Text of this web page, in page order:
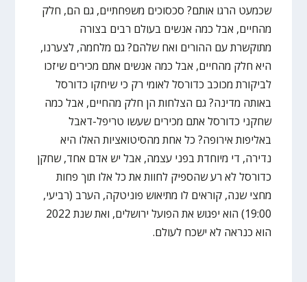
שכמעט הרגו אותם? סכסוכים משפחתיים, גם הם, חלק
מהחיים, אבל כמה אנשים בעולם רבים בצורה
מתוקשרת עם ההורים ואח שלהם? גם מלחמה, לצערנו,
היא חלק מהחיים, אבל כמה אנשים אתם מכירים שיזכו
לביקורת מכוכב כדורסל לאומי רק כי שיחקו כדורסל
באותה מדינה? גם הצלחות הן חלק מהחיים, אבל כמה
שחקני כדורסל אתם מכירים שעשו טריפל-דאבל
באליפות אירופה? כל אחת מהסיטואציות האלו היא
נדירה, די מיוחדת בפני עצמה, אבל יש אדם אחד, שחקן
כדורסל לא רע שהספיק לחוות את כל אלו תוך פחות
מחצי שנה, קוראים לו מתיאוש פוניטקה, הערב (רביעי,
19:00) הוא יפגוש את הפועל ירושלים, ואת שנת 2022
הוא כנראה לא ישכח לעולם.